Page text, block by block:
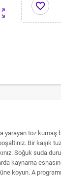
favorite_border
toz kumaş
Bir kaşık
Soğuk suda
kaynama
koyun. A